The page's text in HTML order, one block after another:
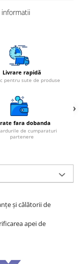
Livrare rapidă
pentru sute de produse
rate fara dobanda
de cumparaturi
partenere
și călătorii de
apei de